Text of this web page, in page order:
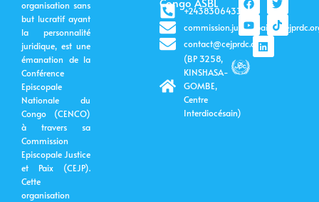
organisation sans
but lucratif ayant
la personnalité
juridique, est une
émanation de la
Conférence
Episcopale
Nationale du
Congo (CENCO)
à travers sa
Commission
Episcopale Justice
et Paix (CEJP).
Cette
organisation
Congo ASBL
+243830643399
contact@cejprdc.org
(BP 3258,
KINSHASA-
GOMBE,
Centre
Interdiocésain)
a
c
e
b
o
o
k
w
i
t
t
o
u
t
u
b
e
i
k
t
o
n
k
e
d
i